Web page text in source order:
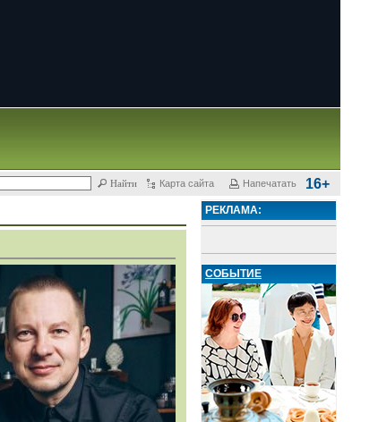
Карта сайта Напечатать 16+
РЕКЛАМА:
СОБЫТИЕ